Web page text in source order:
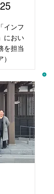
インフ
におい
を担当